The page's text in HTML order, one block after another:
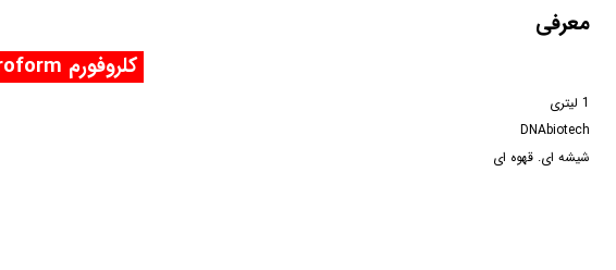
معرفی
کلروفورم Chloroform
1 لیتری
DNAbiotech
شیشه ای. قهوه ای